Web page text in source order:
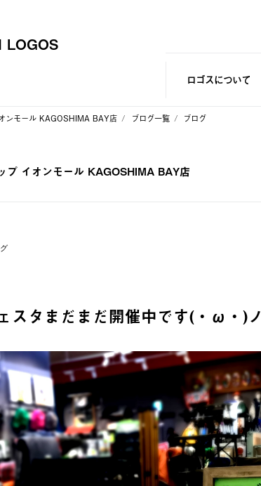
LOGOS
ロゴスについて
ンモール KAGOSHIMA BAY店 ブログ一覧 ブログ
プ イオンモール KAGOSHIMA BAY店
スタまだまだ開催中です(・ω・)ノ